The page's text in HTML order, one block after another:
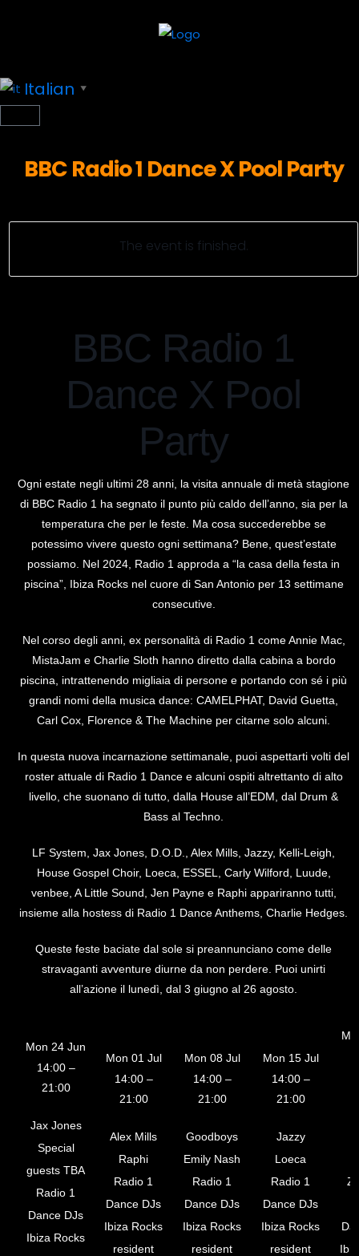
Italian ▼
BBC Radio 1 Dance X Pool Party
The event is finished.
BBC Radio 1
Dance X Pool
Party
Ogni estate negli ultimi 28 anni, la visita annuale di metà stagione
di BBC Radio 1 ha segnato il punto più caldo dell’anno, sia per la
temperatura che per le feste. Ma cosa succederebbe se
potessimo vivere questo ogni settimana? Bene, quest’estate
possiamo. Nel 2024, Radio 1 approda a “la casa della festa in
piscina”, Ibiza Rocks nel cuore di San Antonio per 13 settimane
consecutive.
Nel corso degli anni, ex personalità di Radio 1 come Annie Mac,
MistaJam e Charlie Sloth hanno diretto dalla cabina a bordo
piscina, intrattenendo migliaia di persone e portando con sé i più
grandi nomi della musica dance: CAMELPHAT, David Guetta,
Carl Cox, Florence & The Machine per citarne solo alcuni.
In questa nuova incarnazione settimanale, puoi aspettarti volti del
roster attuale di Radio 1 Dance e alcuni ospiti altrettanto di alto
livello, che suonano di tutto, dalla House all’EDM, dal Drum &
Bass al Techno.
LF System, Jax Jones, D.O.D., Alex Mills, Jazzy, Kelli-Leigh,
House Gospel Choir, Loeca, ESSEL, Carly Wilford, Luude,
venbee, A Little Sound, Jen Payne e Raphi appariranno tutti,
insieme alla hostess di Radio 1 Dance Anthems, Charlie Hedges.
Queste feste baciate dal sole si preannunciano come delle
stravaganti avventure diurne da non perdere. Puoi unirti
all’azione il lunedì, dal 3 giugno al 26 agosto.
Mon 24 Jun
14:00 –
21:00
Jax Jones
Special
guests TBA
Radio 1
Dance DJs
Ibiza Rocks
Mon 01 Jul
14:00 –
21:00
Alex Mills
Raphi
Radio 1
Dance DJs
Ibiza Rocks
resident
Mon 08 Jul
14:00 –
21:00
Goodboys
Emily Nash
Radio 1
Dance DJs
Ibiza Rocks
resident
Mon 15 Jul
14:00 –
21:00
Jazzy
Loeca
Radio 1
Dance DJs
Ibiza Rocks
resident